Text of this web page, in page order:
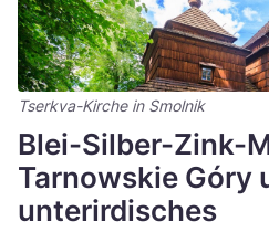
Tserkva-Kirche in Smolnik
Blei-Silber-Zink-
Tarnowskie Góry
unterirdisches